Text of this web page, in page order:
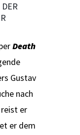
Death
Gustav
nach
er
er dem